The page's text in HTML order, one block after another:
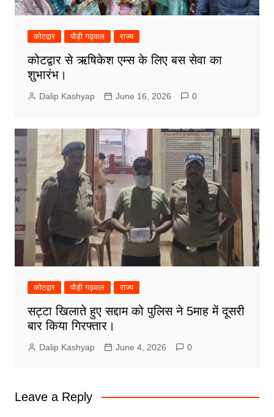
कोटद्वार पौड़ी गढ़वाल राज्य
कोटद्वार से ऋषिकेश एम्स के लिए बस सेवा का
शुभारंभ।
Dalip Kashyap June 16, 2026 0
कोटद्वार पौड़ी गढ़वाल राज्य
सट्टा खिलाते हुए सद्दाम को पुलिस ने 5माह में दूसरी
बार किया गिरफ्तार।
Dalip Kashyap June 4, 2026 0
Leave a Reply